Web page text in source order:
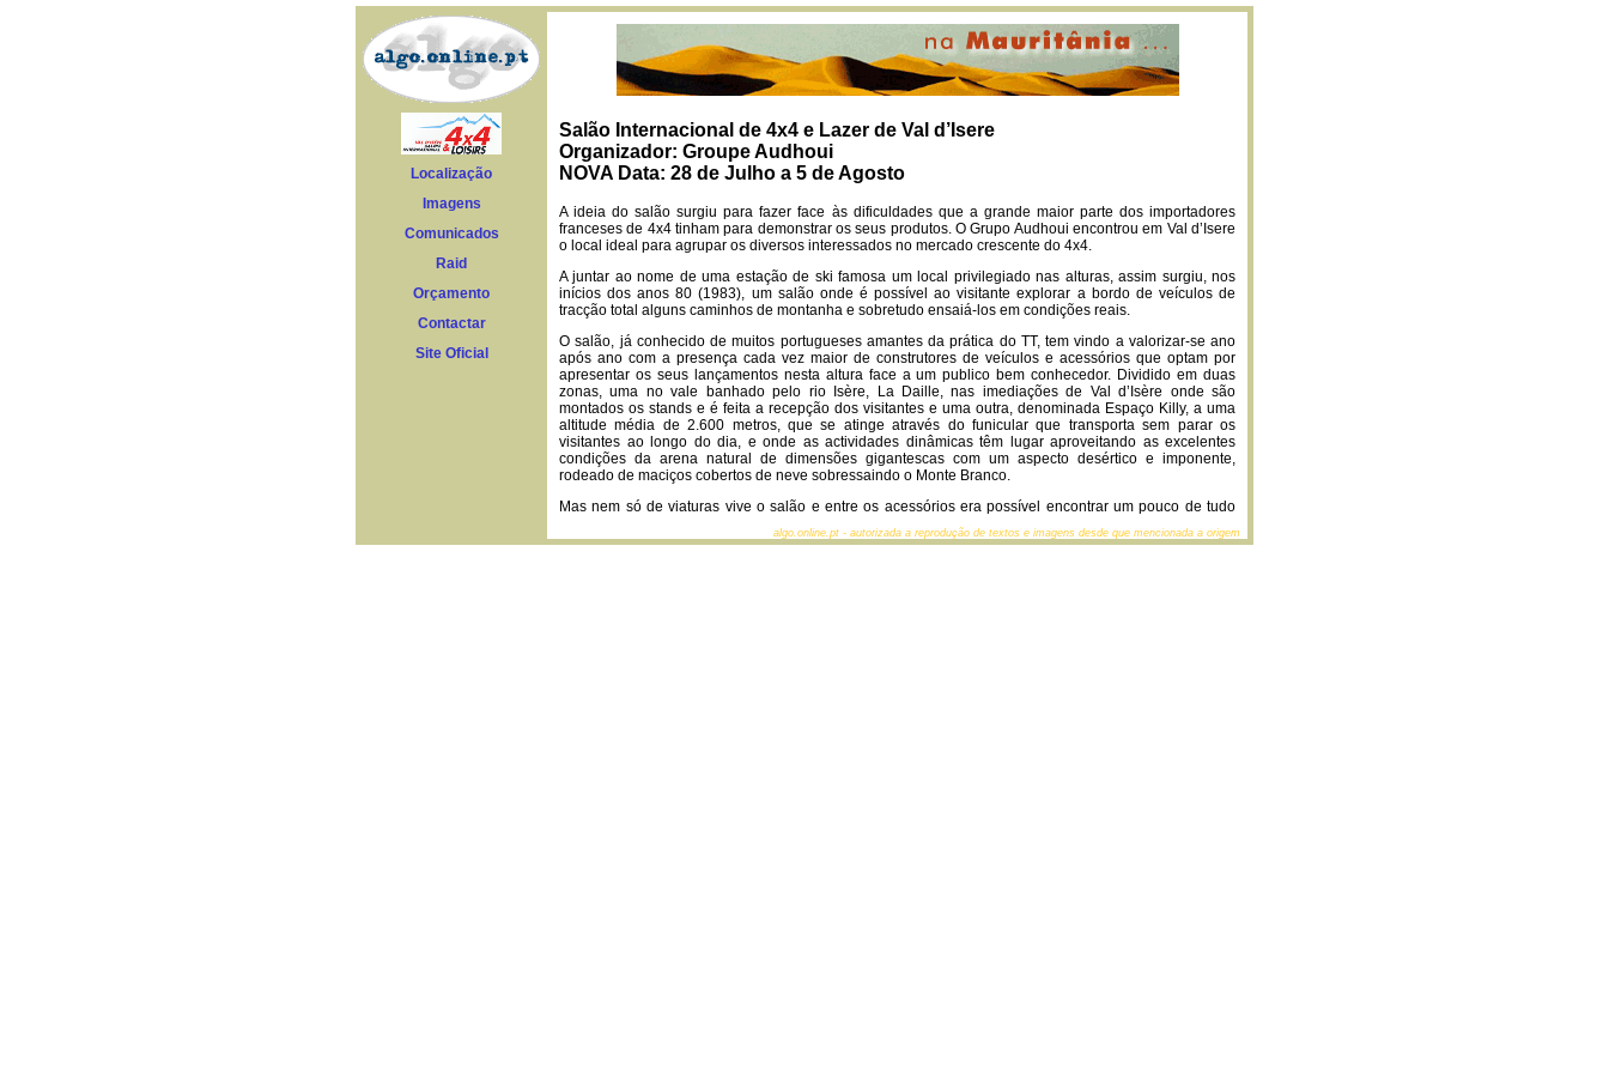
Localização
Imagens
Comunicados
Raid
Orçamento
Contactar
Site Oficial
Salão Internacional de 4x4 e Lazer de Val d’Isere
Organizador: Groupe Audhoui
NOVA Data: 28 de Julho a 5 de Agosto
A ideia do salão surgiu para fazer face às dificuldades que a grande maior parte dos importadores
franceses de 4x4 tinham para demonstrar os seus produtos. O Grupo Audhoui encontrou em Val d’Isere
o local ideal para agrupar os diversos interessados no mercado crescente do 4x4.
A juntar ao nome de uma estação de ski famosa um local privilegiado nas alturas, assim surgiu, nos
inícios dos anos 80 (1983), um salão onde é possível ao visitante explorar a bordo de veículos de
tracção total alguns caminhos de montanha e sobretudo ensaiá-los em condições reais.
O salão, já conhecido de muitos portugueses amantes da prática do TT, tem vindo a valorizar-se ano
após ano com a presença cada vez maior de construtores de veículos e acessórios que optam por
apresentar os seus lançamentos nesta altura face a um publico bem conhecedor. Dividido em duas
zonas, uma no vale banhado pelo rio Isère, La Daille, nas imediações de Val d’Isère onde são
montados os stands e é feita a recepção dos visitantes e uma outra, denominada Espaço Killy, a uma
altitude média de 2.600 metros, que se atinge através do funicular que transporta sem parar os
visitantes ao longo do dia, e onde as actividades dinâmicas têm lugar aproveitando as excelentes
condições da arena natural de dimensões gigantescas com um aspecto desértico e imponente,
rodeado de maciços cobertos de neve sobressaindo o Monte Branco.
Mas nem só de viaturas vive o salão e entre os acessórios era possível encontrar um pouco de tudo
desde a simples peça para embelezar o seu 4x4 até todo o equipamento necessário para uma grande
aventura por esse mundo fora, aliás não fossem os franceses os lideres actuais em expedições para
algo.online.pt - autorizada a reprodução de textos e imagens desde que mencionada a origem